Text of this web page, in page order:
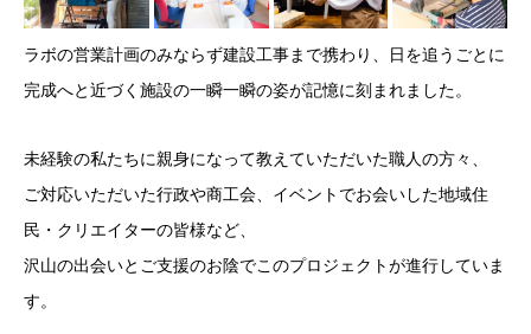
ラボの営業計画のみならず建設工事まで携わり、日を追うごとに
完成へと近づく施設の一瞬一瞬の姿が記憶に刻まれました。
未経験の私たちに親身になって教えていただいた職人の方々、
ご対応いただいた行政や商工会、イベントでお会いした地域住
民・クリエイターの皆様など、
沢山の出会いとご支援のお陰でこのプロジェクトが進行していま
す。